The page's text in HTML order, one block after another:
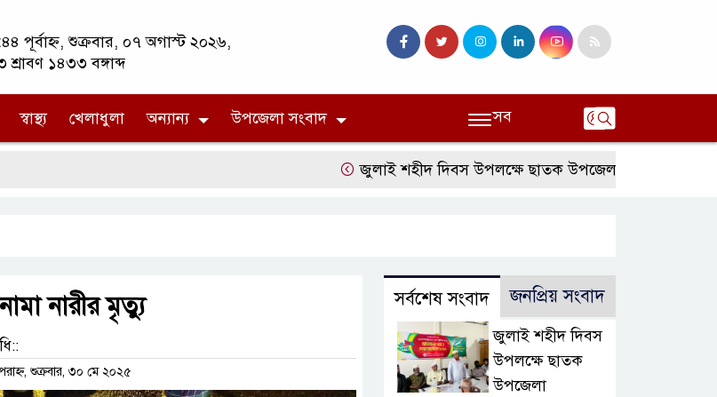
পূর্বাহ্ন, শুক্রবার, ০৭ অগাস্ট ২০২৬,
শ্রাবণ ১৪৩৩ বঙ্গাব্দ
স্বাস্থ্য খেলাধুলা অন্যান্য উপজেলা সংবাদ সব
জুলাই শহীদ দিবস উপলক্ষে ছাতক উপজেলা জামায়াতের
নারীর মৃত্যু
শুক্রবার, ৩০ মে ২০২৫
সর্বশেষ সংবাদ জনপ্রিয় সংবাদ
জুলাই শহীদ দিবস
উপলক্ষে ছাতক
উপজেলা